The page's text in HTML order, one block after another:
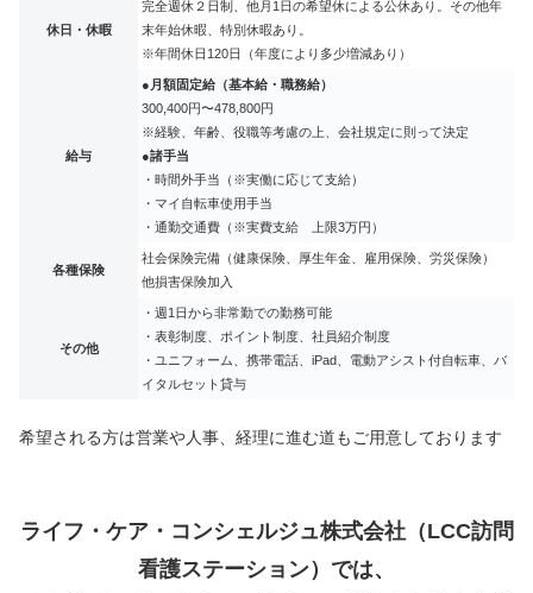
休日・休暇
完全週休２日制、他月1日の希望休による公休あり。その他年
末年始休暇、特別休暇あり。
※年間休日120日（年度により多少増減あり）
給与
●月額固定給（基本給・職務給）
300,400円〜478,800円
※経験、年齢、役職等考慮の上、会社規定に則って決定
●諸手当
・時間外手当 （※実働に応じて支給）
・マイ自転車使用手当
・通勤交通費 （※実費支給 上限3万円）
各種保険
社会保険完備（健康保険、厚生年金、雇用保険、労災保険）
他損害保険加入
その他
・週1日から非常勤での勤務可能
・表彰制度、ポイント制度、社員紹介制度
・ユニフォーム、携帯電話、iPad、電動アシスト付自転車、バ
イタルセット貸与
希望される方は営業や人事、経理に進む道もご用意しております
ライフ・ケア・コンシェルジュ株式会社（LCC訪問
看護ステーション）では、